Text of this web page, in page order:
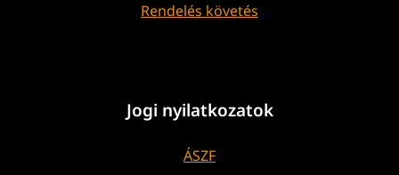
Rendelés követés
Jogi nyilatkozatok
ÁSZF